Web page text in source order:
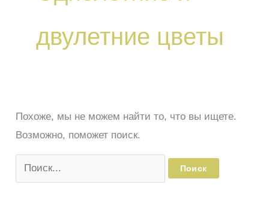
двулетние цветы
Похоже, мы не можем найти то, что вы ищете.
Возможно, поможет поиск.
Поиск: